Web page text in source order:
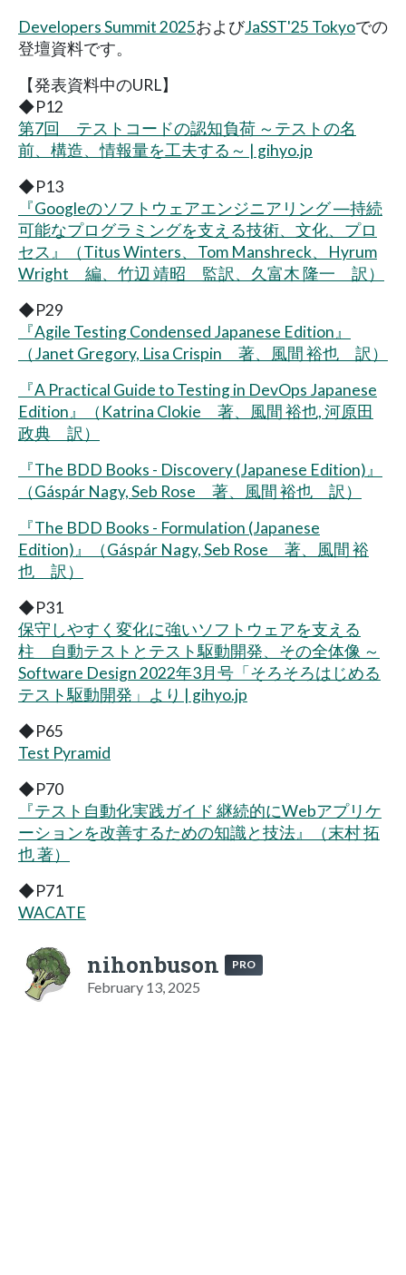
Developers Summit 2025およびJaSST'25 Tokyoでの
登壇資料です。
【発表資料中のURL】
◆P12
第7回 テストコードの認知負荷 ～テストの名
前、構造、情報量を工夫する～ | gihyo.jp
◆P13
『Googleのソフトウェアエンジニアリング ―持続
可能なプログラミングを支える技術、文化、プロ
セス』（Titus Winters、Tom Manshreck、Hyrum
Wright 編、竹辺 靖昭 監訳、久富木 隆一 訳）
◆P29
『Agile Testing Condensed Japanese Edition』
（Janet Gregory, Lisa Crispin 著、風間 裕也 訳）
『A Practical Guide to Testing in DevOps Japanese
Edition』（Katrina Clokie 著、風間 裕也, 河原田
政典 訳）
『The BDD Books - Discovery (Japanese Edition)』
（Gáspár Nagy, Seb Rose 著、風間 裕也 訳）
『The BDD Books - Formulation (Japanese
Edition)』（Gáspár Nagy, Seb Rose 著、風間 裕
也 訳）
◆P31
保守しやすく変化に強いソフトウェアを支える
柱 自動テストとテスト駆動開発、その全体像 ～
Software Design 2022年3月号「そろそろはじめる
テスト駆動開発」より | gihyo.jp
◆P65
Test Pyramid
◆P70
『テスト自動化実践ガイド 継続的にWebアプリケ
ーションを改善するための知識と技法』（末村 拓
也 著）
◆P71
WACATE
nihonbuson PRO
February 13, 2025